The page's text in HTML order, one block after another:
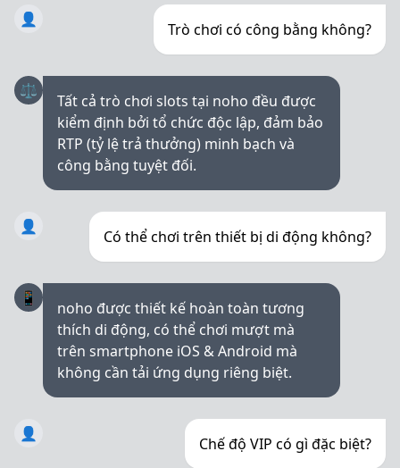
👤
Trò chơi có công bằng không?
⚖️
Tất cả trò chơi slots tại noho đều được
kiểm định bởi tổ chức độc lập, đảm bảo
RTP (tỷ lệ trả thưởng) minh bạch và
công bằng tuyệt đối.
👤
Có thể chơi trên thiết bị di động không?
📱
noho được thiết kế hoàn toàn tương
thích di động, có thể chơi mượt mà
trên smartphone iOS & Android mà
không cần tải ứng dụng riêng biệt.
👤
Chế độ VIP có gì đặc biệt?